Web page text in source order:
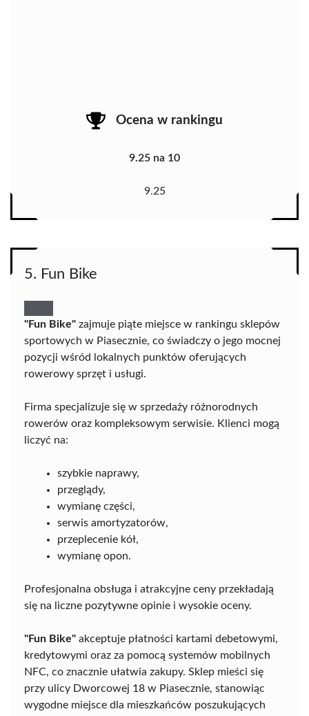
Ocena w rankingu
9.25 na 10
9.25
5. Fun Bike
"Fun Bike" zajmuje piąte miejsce w rankingu sklepów
sportowych w Piasecznie, co świadczy o jego mocnej
pozycji wśród lokalnych punktów oferujących
rowerowy sprzęt i usługi.
Firma specjalizuje się w sprzedaży różnorodnych
rowerów oraz kompleksowym serwisie. Klienci mogą
liczyć na:
szybkie naprawy,
przeglądy,
wymianę części,
serwis amortyzatorów,
przeplecenie kół,
wymianę opon.
Profesjonalna obsługa i atrakcyjne ceny przekładają
się na liczne pozytywne opinie i wysokie oceny.
"Fun Bike" akceptuje płatności kartami debetowymi,
kredytowymi oraz za pomocą systemów mobilnych
NFC, co znacznie ułatwia zakupy. Sklep mieści się
przy ulicy Dworcowej 18 w Piasecznie, stanowiąc
wygodne miejsce dla mieszkańców poszukujących